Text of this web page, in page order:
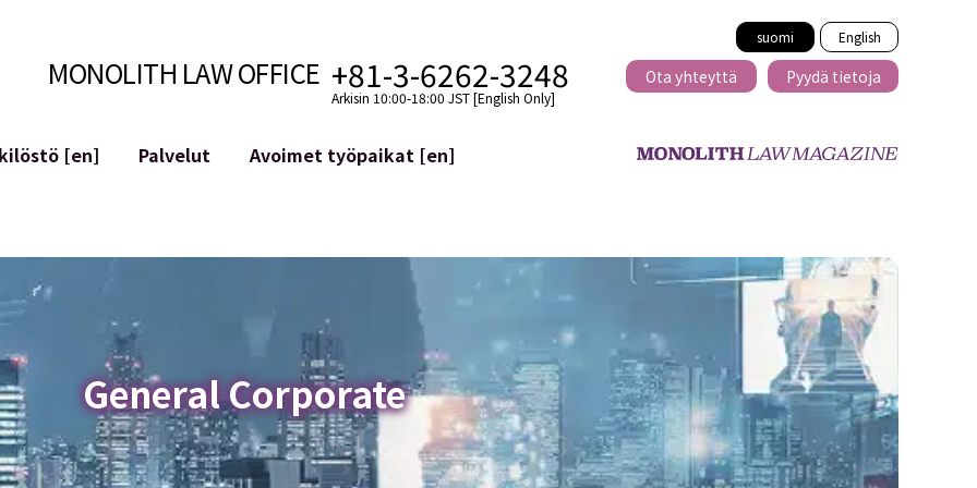
suomi English
MONOLITH LAW OFFICE +81-3-6262-3248
Arkisin 10:00-18:00 JST [English Only]
Ota yhteyttä Pyydä tietoja
[en]
Palvelut
ja lohkoketjut
ym.)
Oikeudellista tukea VTubereille
Sosiaalisen median tilien yrityskaupat
Maineen hallinta
Loukkaavan lausuman tunnistaminen
Avoimet työpaikat [en]
General Corporate